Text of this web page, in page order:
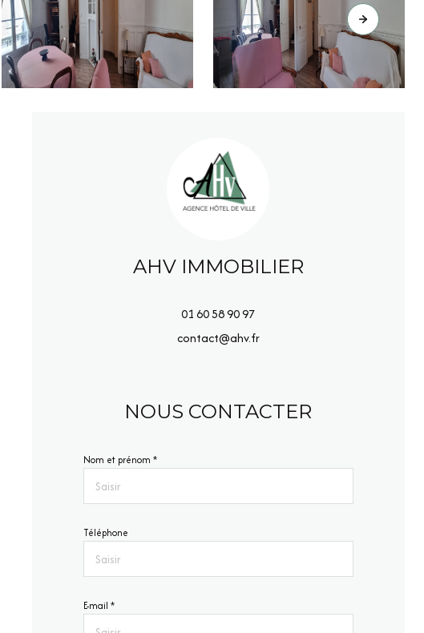
AHV IMMOBILIER
01 60 58 90 97
contact@ahv.fr
NOUS CONTACTER
Nom et prénom *
Téléphone
E-mail *